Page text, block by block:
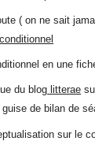
( on ne sait
en une
du blog litterae
de bilan de
sur le